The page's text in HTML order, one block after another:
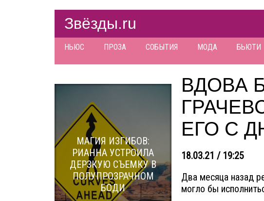
Звёзды.ru
НЬЮС ПРОЗА СОБЫТИЯ МОДА БЬЮТИ
ВДОВА
ЕГО С
18.03.21 / 19:25
Два месяца назад
могло бы
МАГИЯ ИЗГИБОВ:
РИАННА УСТРОИЛА
ДЕРЗКУЮ СЪЕМКУ В
ПОЛУПРОЗРАЧНОМ
БОДИ